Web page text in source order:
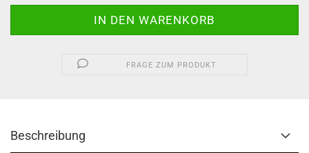
FRAGE ZUM PRODUKT
Beschreibung